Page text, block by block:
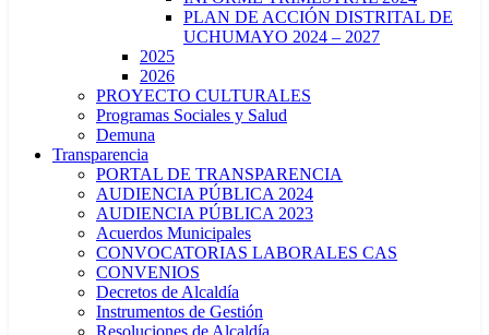
PLAN DE ACCIÓN DISTRITAL DE
UCHUMAYO 2024 – 2027
2025
2026
PROYECTO CULTURALES
Programas Sociales y Salud
Demuna
Transparencia
PORTAL DE TRANSPARENCIA
AUDIENCIA PÚBLICA 2024
AUDIENCIA PÚBLICA 2023
Acuerdos Municipales
CONVOCATORIAS LABORALES CAS
CONVENIOS
Decretos de Alcaldía
Instrumentos de Gestión
Resoluciones de Alcaldía